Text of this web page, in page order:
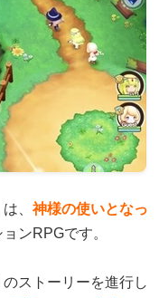
は、神様の使いとなっ
ンRPGです。
ストーリーを進行し